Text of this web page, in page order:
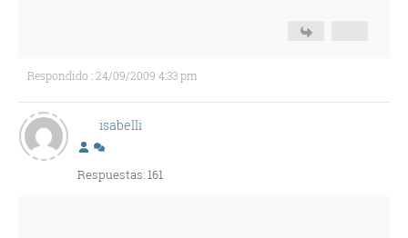
Respondido : 24/09/2009 4:33 pm
isabelli
Respuestas: 161